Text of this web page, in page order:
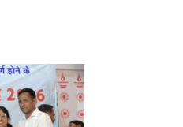
Day 17 May
Day 16 May